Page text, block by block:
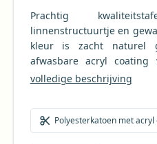
Prachtig
linnenstructuurtje en
kleur is zacht naturel
afwasbare acryl coating
vuilafstotend is.
worden in de
krimpen door het
tafelkleed van 250 cm
volledige beschrijving
Polyesterkatoen met acryl